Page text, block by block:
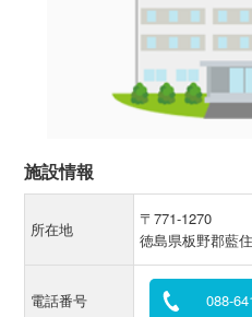
施設情報
所在地
〒771-1270
徳島県板野郡藍
電話番号 088-